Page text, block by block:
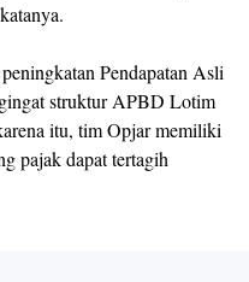
Pendapatan Asli
struktur APBD Lotim
itu, tim Opjar memiliki
pajak dapat tertagih